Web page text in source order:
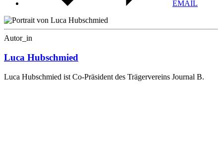
EMAIL
Autor_in
Luca Hubschmied
Luca Hubschmied ist Co-Präsident des Trägervereins Journal B.